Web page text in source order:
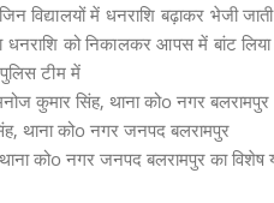
विद्यालयों में धनराशि बढ़ाकर भेजी
धनराशि को निकालकर आपस में बांट लिया
टीम में
कुमार सिंह, थाना कोo नगर बलरामपुर
थाना कोo नगर जनपद बलरामपुर
कोo नगर जनपद बलरामपुर का विशेष